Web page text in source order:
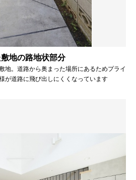
地の路地状部分
地。道路から奥まった場所にあるためプライ
が道路に飛び出しにくくなっています